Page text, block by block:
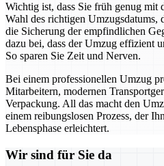
Wichtig ist, dass Sie früh genug mit
Wahl des richtigen Umzugsdatums,
die Sicherung der empfindlichen
dazu bei, dass der Umzug effizient
So sparen Sie Zeit und Nerven.
Bei einem professionellen Umzug
Mitarbeitern, modernen
Verpackung. All das macht den
einem reibungslosen Prozess, der
Lebensphase erleichtert.
Wir sind für Sie da